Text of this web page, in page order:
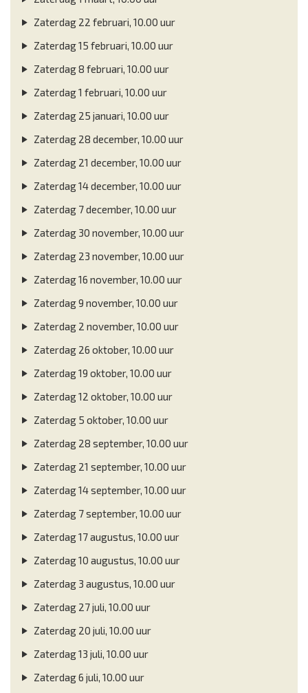
Zaterdag 22 februari, 10.00 uur
Zaterdag 15 februari, 10.00 uur
Zaterdag 8 februari, 10.00 uur
Zaterdag 1 februari, 10.00 uur
Zaterdag 25 januari, 10.00 uur
Zaterdag 28 december, 10.00 uur
Zaterdag 21 december, 10.00 uur
Zaterdag 14 december, 10.00 uur
Zaterdag 7 december, 10.00 uur
Zaterdag 30 november, 10.00 uur
Zaterdag 23 november, 10.00 uur
Zaterdag 16 november, 10.00 uur
Zaterdag 9 november, 10.00 uur
Zaterdag 2 november, 10.00 uur
Zaterdag 26 oktober, 10.00 uur
Zaterdag 19 oktober, 10.00 uur
Zaterdag 12 oktober, 10.00 uur
Zaterdag 5 oktober, 10.00 uur
Zaterdag 28 september, 10.00 uur
Zaterdag 21 september, 10.00 uur
Zaterdag 14 september, 10.00 uur
Zaterdag 7 september, 10.00 uur
Zaterdag 17 augustus, 10.00 uur
Zaterdag 10 augustus, 10.00 uur
Zaterdag 3 augustus, 10.00 uur
Zaterdag 27 juli, 10.00 uur
Zaterdag 20 juli, 10.00 uur
Zaterdag 13 juli, 10.00 uur
Zaterdag 6 juli, 10.00 uur